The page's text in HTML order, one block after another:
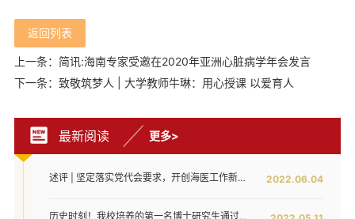
返回列表
上一条：简讯:海南专家受邀在2020年亚洲心脏病学年会发言
下一条：致敬筑梦人 | 大学教师牛琳：用心授课 以爱育人
最新阅读 更多>
2022.06.04
述评 | 坚定落实党代会要求，开创海医工作新局面——写在全面落实省第八次党代会对海医发展提出新要求之时
历史时刻！我校培养的第一名博士研究生通过答辩！